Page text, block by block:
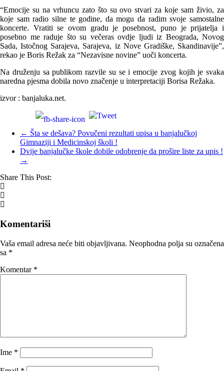
“Emocije su na vrhuncu zato što su ovo stvari za koje sam živio, za
koje sam radio silne te godine, da mogu da radim svoje samostalne
koncerte. Vratiti se ovom gradu je posebnost, puno je prijatelja i
posebno me raduje što su večeras ovdje ljudi iz Beograda, Novog
Sada, Istočnog Sarajeva, Sarajeva, iz Nove Gradiške, Skandinavije”,
rekao je Boris Režak za “Nezavisne novine” uoči koncerta.
Na druženju sa publikom razvile su se i emocije zvog kojih je svaka
naredna pjesma dobila novo značenje u interpretaciji Borisa Režaka.
izvor : banjaluka.net.
← Šta se dešava? Povučeni rezultati upisa u banjalučkoj
Gimnaziji i Medicinskoj školi !
Dvije banjalučke škole dobile odobrenje da prošire liste za upis !
→
Share This Post:
Komentariši
Vaša email adresa neće biti objavljivana. Neophodna polja su označena
sa *
Komentar *
Ime *